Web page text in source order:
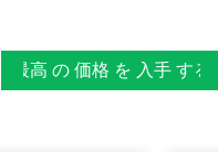
最高 の 価格 を 入手 する